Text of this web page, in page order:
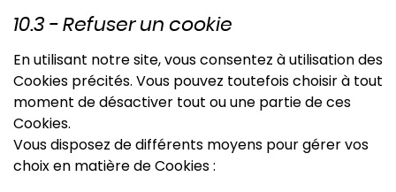
10.3 - Refuser un cookie
En utilisant notre site, vous consentez à utilisation des
Cookies précités. Vous pouvez toutefois choisir à tout
moment de désactiver tout ou une partie de ces
Cookies.
Vous disposez de différents moyens pour gérer vos
choix en matière de Cookies :